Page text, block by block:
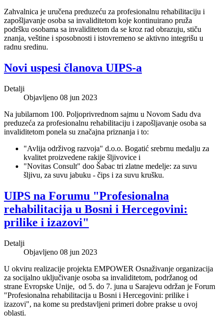
Zahvalnica je uručena preduzeću za profesionalnu rehabilitaciju i
zapošljavanje osoba sa invaliditetom koje kontinuirano pruža
podršku osobama sa invaliditetom da se kroz rad obrazuju, stiču
znanja, veštine i sposobnosti i istovremeno se aktivno integrišu u
radnu sredinu.
Novi uspesi članova UIPS-a
Detalji
Objavljeno 08 jun 2023
Na jubilarnom 100. Poljoprivrednom sajmu u Novom Sadu dva
preduzeća za profesionalnu rehabilitaciju i zapošljavanje osoba sa
invaliditetom ponela su značajna priznanja i to:
"Avlija održivog razvoja" d.o.o. Bogatić srebrnu medalju za
kvalitet proizvedene rakije šljivovice i
"Novitas Consult" doo Šabac tri zlatne medelje: za suvu
šljivu, za suvu jabuku - čips i za suvu krušku.
UIPS na Forumu "Profesionalna
rehabilitacija u Bosni i Hercegovini:
prilike i izazovi"
Detalji
Objavljeno 08 jun 2023
U okviru realizacije projekta EMPOWER Osnaživanje organizacija
za socijalno uključivanje osoba sa invaliditetom, podržanog od
strane Evropske Unije, od 5. do 7. juna u Sarajevu održan je Forum
"Profesionalna rehabilitacija u Bosni i Hercegovini: prilike i
izazovi", na kome su predstavljeni primeri dobre prakse u ovoj
oblasti.